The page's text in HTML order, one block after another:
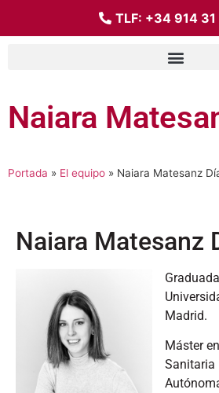
TLF: +34 914 31
Naiara
Portada » El equipo » Naiara Matesanz
Naiara Matesanz
Madrid.
Máster
Sanitaria